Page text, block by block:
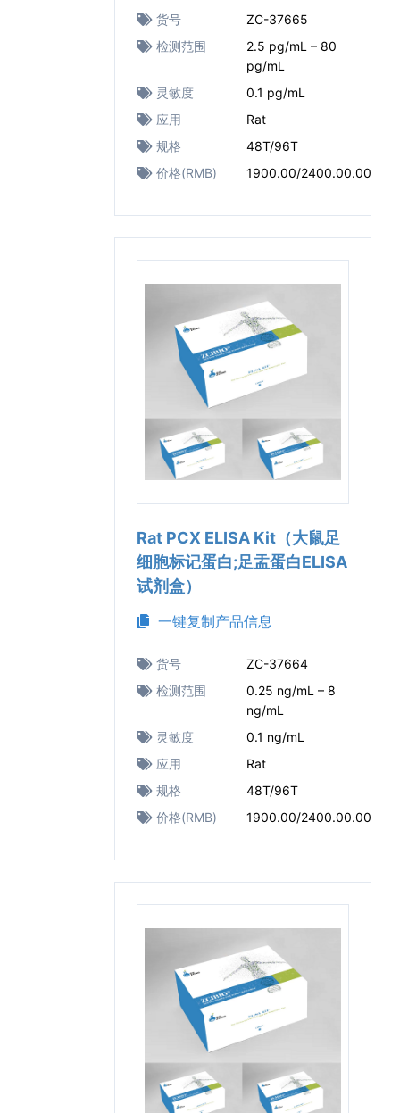
货号
ZC-37665
检测范围
2.5 pg/mL – 80
pg/mL
灵敏度
0.1 pg/mL
应用
Rat
规格
48T/96T
价格(RMB)
1900.00/2400.00.00
Rat PCX ELISA Kit（大鼠足
细胞标记蛋白;足盂蛋白ELISA
试剂盒）
一键复制产品信息
货号
ZC-37664
检测范围
0.25 ng/mL – 8
ng/mL
灵敏度
0.1 ng/mL
应用
Rat
规格
48T/96T
价格(RMB)
1900.00/2400.00.00